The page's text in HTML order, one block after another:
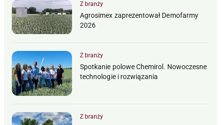
Z branży
Agrosimex zaprezentował Demofarmy
2026
Z branży
Spotkanie polowe Chemirol. Nowoczesne
technologie i rozwiązania
Z branży